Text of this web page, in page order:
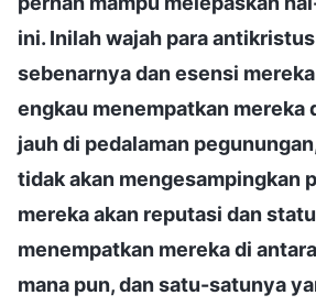
ini. Inilah wajah para
sebenarnya dan esensi
engkau menempatkan mereka
jauh di pedalaman
tidak akan mengesampingkan
mereka akan reputasi dan
menempatkan mereka di
mana pun, dan satu-satunya